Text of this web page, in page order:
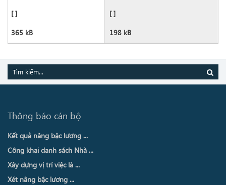
[ ]
365 kB
[ ]
198 kB
Thông báo cán bộ
Kết quả nâng bậc lương ...
Công khai danh sách Nhà ...
Xây dựng vị trí việc là ...
Xét nâng bậc lương ...